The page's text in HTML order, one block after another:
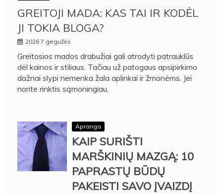
GREITOJI MADA: KAS TAI IR KODĖL
JI TOKIA BLOGA?
2026 7 gegužės
Greitosios mados drabužiai gali atrodyti patrauklūs
dėl kainos ir stiliaus. Tačiau už patogaus apsipirkimo
dažnai slypi nemenka žala aplinkai ir žmonėms. Jei
norite rinktis sąmoningiau,
Apranga
KAIP SURIŠTI
MARŠKINIŲ MAZGĄ: 10
PAPRASTŲ BŪDŲ
PAKEISTI SAVO ĮVAIZDĮ